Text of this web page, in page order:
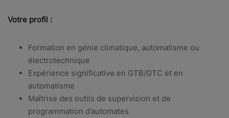
Votre profil :
Formation en génie climatique, automatisme ou
électrotechnique
Expérience significative en GTB/GTC et en
automatisme
Maîtrise des outils de supervision et de
programmation d’automates